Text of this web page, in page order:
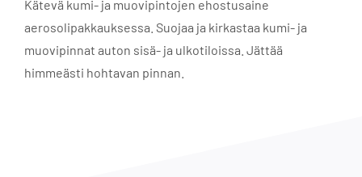
Kätevä kumi- ja muovipintojen ehostusaine
aerosolipakkauksessa. Suojaa ja kirkastaa kumi- ja
muovipinnat auton sisä- ja ulkotiloissa. Jättää
himmeästi hohtavan pinnan.